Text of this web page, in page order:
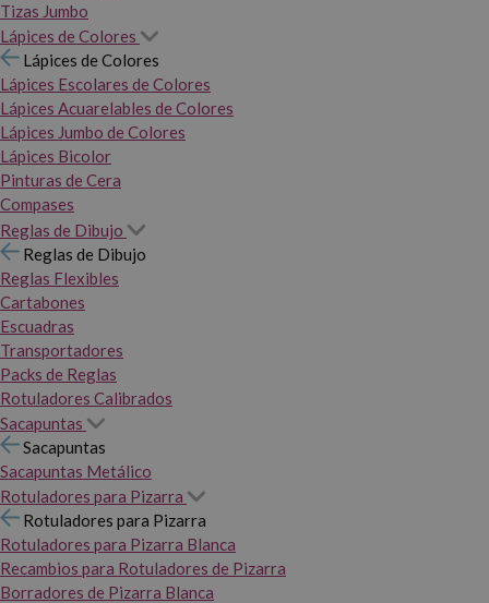
Tizas Jumbo
Lápices de Colores
Lápices de Colores
Lápices Escolares de Colores
Lápices Acuarelables de Colores
Lápices Jumbo de Colores
Lápices Bicolor
Pinturas de Cera
Compases
Reglas de Dibujo
Reglas de Dibujo
Reglas Flexibles
Cartabones
Escuadras
Transportadores
Packs de Reglas
Rotuladores Calibrados
Sacapuntas
Sacapuntas
Sacapuntas Metálico
Rotuladores para Pizarra
Rotuladores para Pizarra
Rotuladores para Pizarra Blanca
Recambios para Rotuladores de Pizarra
Borradores de Pizarra Blanca